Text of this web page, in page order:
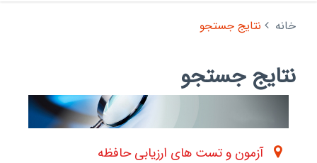
خانه نتایج جستجو
نتایج جستجو
آزمون و تست های ارزیابی حافظه